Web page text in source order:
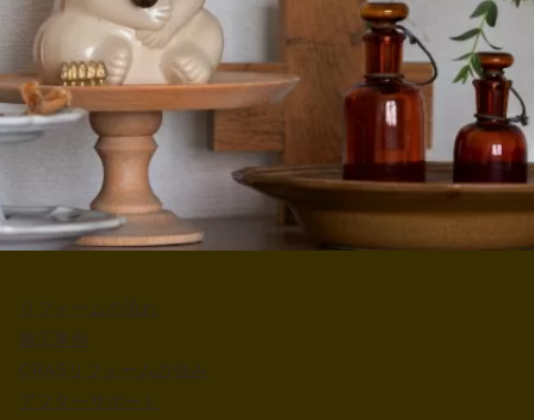
リフォームの流れ
CRASリフォームの強み
アフターサポート
施工事例